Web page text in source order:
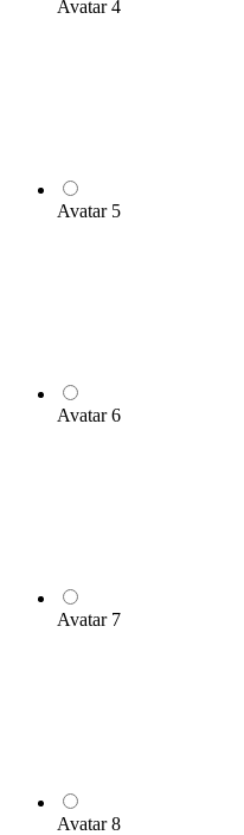
Avatar 4
Avatar 5
Avatar 6
Avatar 7
Avatar 8